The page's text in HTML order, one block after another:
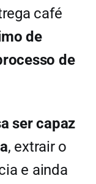
café
de
de
ser capaz
, extrair o
e ainda